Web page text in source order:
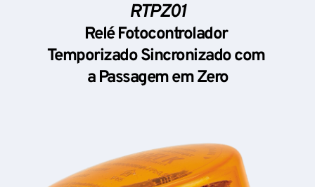
RTPZ01
Relé Fotocontrolador
Temporizado Sincronizado com
a Passagem em Zero